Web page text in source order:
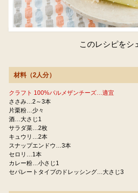
このレシピをシ
材料（2人分）
クラフト 100%パルメザンチーズ…適宜
ささみ…2～3本
片栗粉…少々
酒…大さじ1
サラダ菜…2枚
キュウリ…2本
スナップエンドウ…3本
セロリ…1本
カレー粉…小さじ1
セパレートタイプのドレッシング…大さじ3